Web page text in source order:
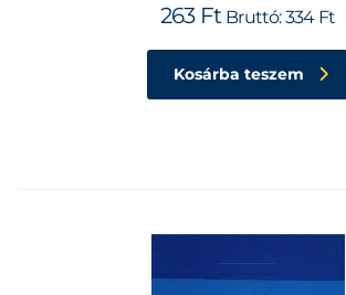
263 Ft Bruttó:334 Ft
Kosárba teszem